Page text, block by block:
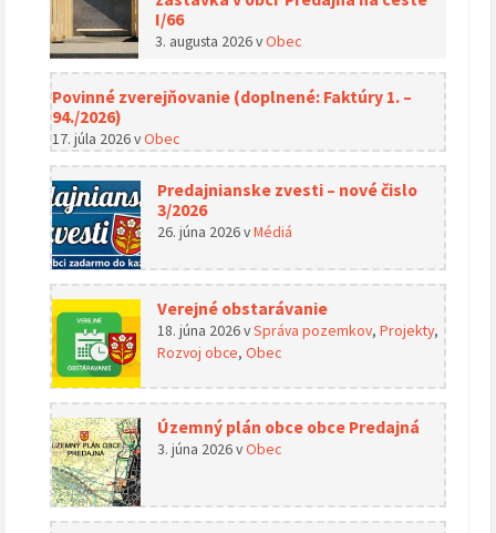
I/66
3. augusta 2026vObec
Povinné zverejňovanie (doplnené: Faktúry 1. –
94./2026)
17. júla 2026vObec
Predajnianske zvesti – nové čislo
3/2026
26. júna 2026vMédiá
Verejné obstarávanie
18. júna 2026vSpráva pozemkov, Projekty,
Rozvoj obce, Obec
Územný plán obce obce Predajná
3. júna 2026vObec